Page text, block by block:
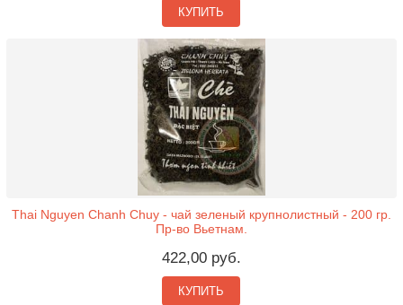
КУПИТЬ
Thai Nguyen Chanh Chuy - чай зеленый крупнолистный - 200 гр.
Пр-во Вьетнам.
422,00 руб.
КУПИТЬ